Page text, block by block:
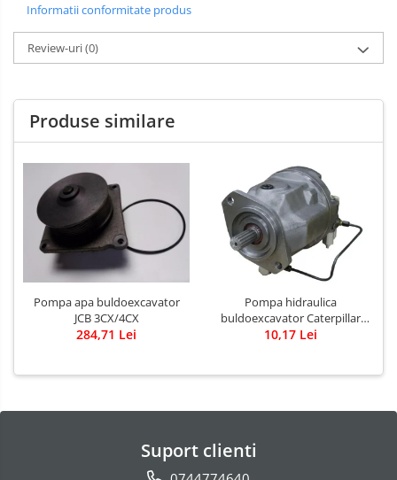
Informatii conformitate produs
Review-uri(0)
Produse similare
Pompa apa buldoexcavator
JCB 3CX/4CX
284,71 Lei
Pompa hidraulica
buldoexcavator Caterpillar
428B
10,17 Lei
Suport clienti